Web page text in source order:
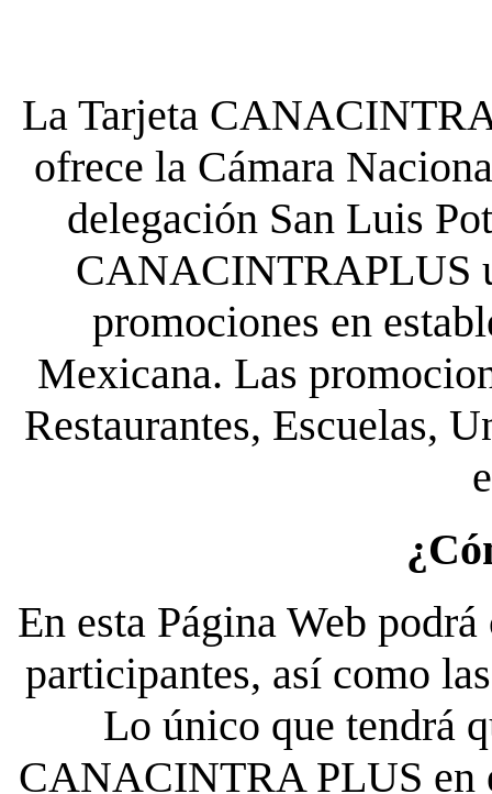
La Tarjeta
ofrece la Cámara
delegación San Luis
CANACINTRAPLUS
promociones en
Mexicana. Las
Restaurantes, Escuelas,
En esta Página Web
participantes, así como
Lo único que tendrá
CANACINTRA PLUS en